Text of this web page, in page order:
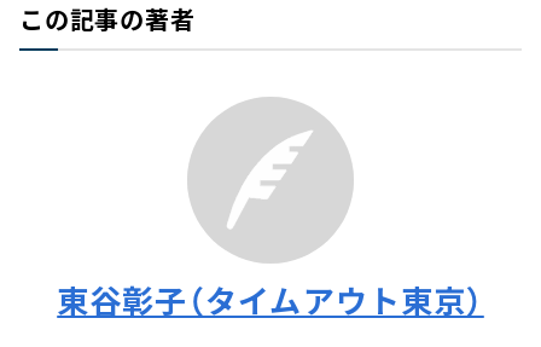
この記事の著者
東谷彰子（タイムアウト東京）